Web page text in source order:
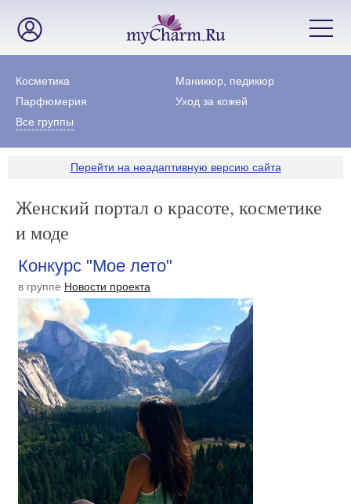
Косметика
Маникюр, педикюр
Парфюмерия
Уход за кожей
Все группы
Перейти на неадаптивную версию сайта
Женский портал о красоте, косметике
и моде
Конкурс "Мое лето"
в группе Новости проекта